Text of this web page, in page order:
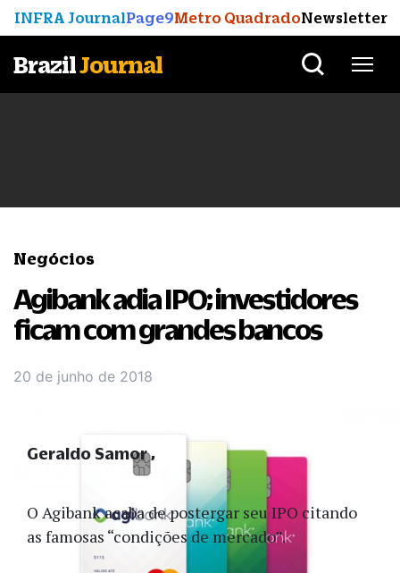
INFRA JournalPage9Metro QuadradoNewsletter
BrazilJournal
Negócios
Agibank adia IPO; investidores
ficam com grandes bancos
20 de junho de 2018
O Agibank acaba de postergar seu IPO citando
as famosas “condições de mercado”.
Geraldo Samor